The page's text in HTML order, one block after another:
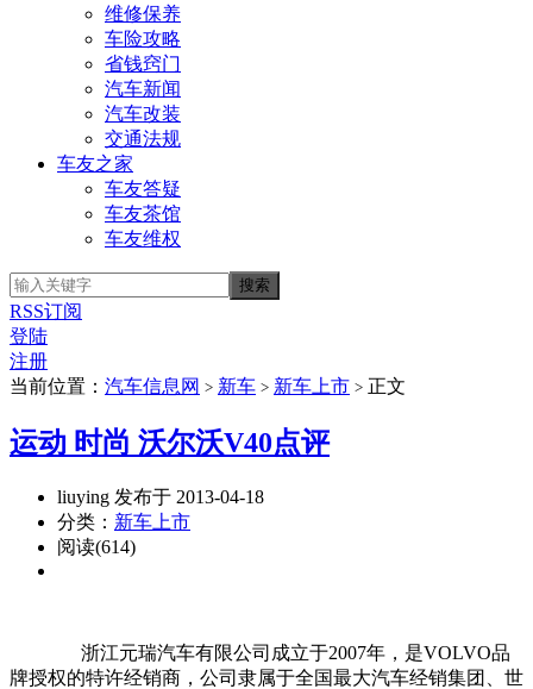
维修保养
车险攻略
省钱窍门
汽车新闻
汽车改装
交通法规
车友之家
车友答疑
车友茶馆
车友维权
RSS订阅
登陆
注册
当前位置： 汽车信息网 > 新车 > 新车上市 > 正文
运动 时尚 沃尔沃V40点评
liuying 发布于 2013-04-18
分类： 新车上市
阅读(614)
浙江元瑞汽车有限公司成立于2007年，是VOLVO品
牌授权的特许经销商，公司隶属于全国最大汽车经销集团、世